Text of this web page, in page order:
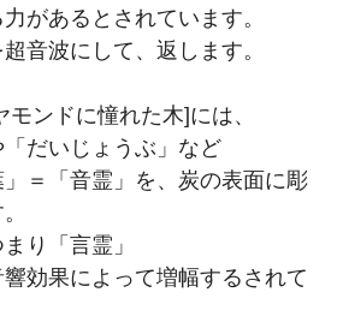
があるとされています。
音波にして、返します。
ンドに憧れた木]には、
「だいじょうぶ」など
＝「音霊」を、炭の表面に彫
り「言霊」
効果によって増幅するされて